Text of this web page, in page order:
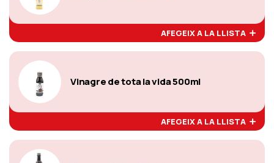
AFEGEIX A LA LLISTA
Vinagre de tota la vida 500ml
AFEGEIX A LA LLISTA